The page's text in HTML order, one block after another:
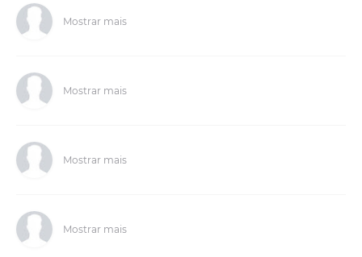
Mostrar mais
Mostrar mais
Mostrar mais
Mostrar mais